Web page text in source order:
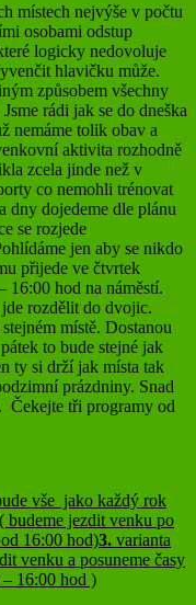
místech nejvýše v počtu
osobami odstup
logicky nedovoluje
hlavičku může.
způsobem všechny
rádi jak se do dneška
nemáme tolik obav a
aktivita rozhodně
zcela jinde než v
co nemohli trénovat
dny dojedeme dle plánu
se rozjede
jen aby se nikdo
přijede ve čtvrtek
16:00 hod na náměstí.
rozdělit do dvojic.
místě. Dostanou
to bude stejné jak
ty si drží jak místa tak
prázdniny. Snad
Čekejte tři programy od
vše jako každý rok
budeme jezdit venku po
16:00 hod)3. varianta
venku a posuneme časy
16:00 hod )